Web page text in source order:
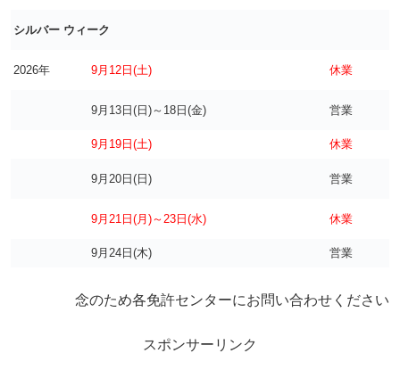
シルバー ウィーク
2026年 9月12日(土) 休業
9月13日(日)～18日(金) 営業
9月19日(土) 休業
9月20日(日) 営業
9月21日(月)～23日(水) 休業
9月24日(木) 営業
念のため各免許センターにお問い合わせください
スポンサーリンク